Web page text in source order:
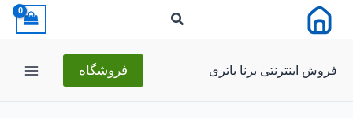
فروش اینترنتی برنا باتری فروشگاه